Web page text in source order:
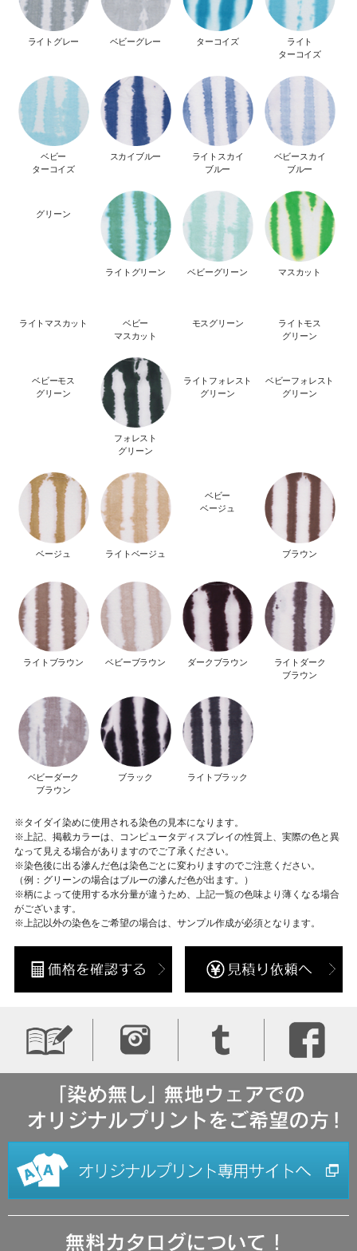
ライトグレー ベビーグレー ターコイズ
ライト
ターコイズ
ベビー
ターコイズ
スカイブルー
ライトスカイ
ブルー
ベビースカイ
ブルー
グリーン
ライトグリーン ベビーグリーン マスカット
ライトマスカット
ベビー
マスカット
モスグリーン
ライトモス
グリーン
ベビーモス
グリーン
フォレスト
グリーン
ライトフォレスト
グリーン
ベビーフォレスト
グリーン
ベージュ ライトベージュ
ベビー
ベージュ
ブラウン
ライトブラウン ベビーブラウン ダークブラウン
ライトダーク
ブラウン
ベビーダーク
ブラウン
ブラック ライトブラック
※タイダイ染めに使用される染色の見本になります。
※上記、掲載カラーは、コンピュータディスプレイの性質上、実際の色と異
なって見える場合がありますのでご了承ください。
※染色後に出る滲んだ色は染色ごとに変わりますのでご注意ください。
（例：グリーンの場合はブルーの滲んだ色が出ます。）
※柄によって使用する水分量が違うため、上記一覧の色味より薄くなる場合
がございます。
※上記以外の染色をご希望の場合は、サンプル作成が必須となります。